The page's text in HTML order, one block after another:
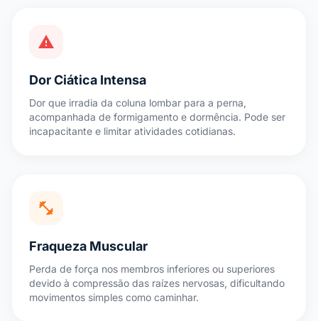
warning
Dor Ciática Intensa
Dor que irradia da coluna lombar para a perna,
acompanhada de formigamento e dormência. Pode ser
incapacitante e limitar atividades cotidianas.
fitness_center
Fraqueza Muscular
Perda de força nos membros inferiores ou superiores
devido à compressão das raízes nervosas, dificultando
movimentos simples como caminhar.